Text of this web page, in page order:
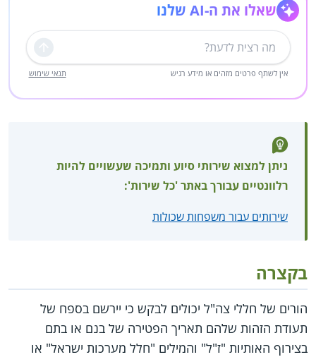
שאלו את ה-AI שלנו
שליחה
אין לשתף פרטים מזהים או מידע רגיש תנאי שימוש
ניתן למצוא שירותי סיוע ותמיכה שעשויים להיות
רלוונטיים עבורך באתר 'כל שירות':
שירותים עבור משפחות שכולות
בקצרה
הורים של חללי צה"ל יכולים לבקש כי יירשם בספח של
תעודת הזהות שלהם תאריך הפטירה של בנם או בתם
בצירוף האותיות "ז"ל" והמילים "חלל מערכות ישראל" או